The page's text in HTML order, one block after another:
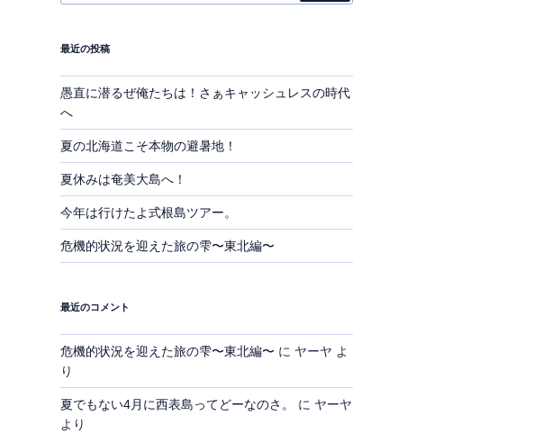
最近の投稿
愚直に潜るぜ俺たちは！さぁキャッシュレスの時代
へ
夏の北海道こそ本物の避暑地！
夏休みは奄美大島へ！
今年は行けたよ式根島ツアー。
危機的状況を迎えた旅の雫〜東北編〜
最近のコメント
危機的状況を迎えた旅の雫〜東北編〜 に ヤーヤ よ
り
夏でもない4月に西表島ってどーなのさ。 に ヤーヤ
より